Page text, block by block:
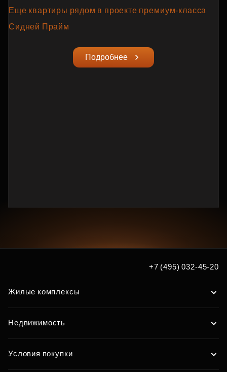
Еще квартиры рядом в проекте премиум‑класса
Сидней Прайм
Подробнее
+7 (495) 032-45-20
Жилые комплексы
Недвижимость
Условия покупки